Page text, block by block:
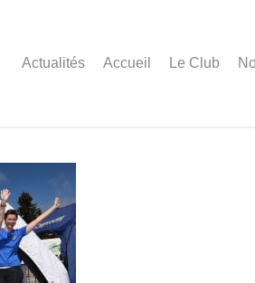
Actualités Accueil Le Club